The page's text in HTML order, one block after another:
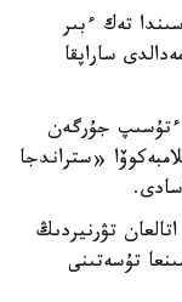
تەك ءبىر
ساراپقا
سىنعا ءتۇسىپ جۇرگەن
«ستراندجا
تۋرنيردىڭ
سىنعا تۇسەتىنى